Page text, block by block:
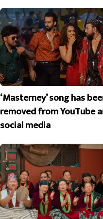
‘Masterney’ song has
removed from YouTube
social media